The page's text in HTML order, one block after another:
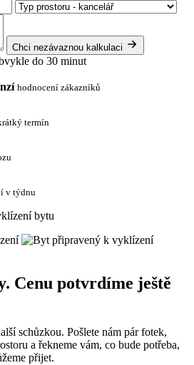
Chci nezávaznou kalkulaci
do 30 minut
hodnocení zákazníků
termín
v týdnu
Cenu potvrdíme ještě
schůzkou. Pošlete nám pár fotek,
a řekneme vám, co bude potřeba,
přijet.